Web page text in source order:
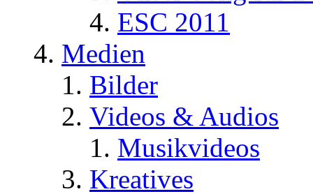
ESC 2011
Medien
Bilder
Videos & Audios
Musikvideos
Kreatives